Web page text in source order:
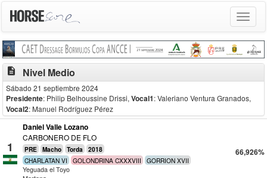
Toggle
description Nivel Medio
Sábado 21 septiembre 2024
Presidente: Philip Belhoussine Drissi, Vocal1: Valeriano Ventura Granados,
Vocal2: Manuel Rodríguez Pérez
1
Daniel Valle Lozano
CARBONERO DE FLO
PRE Macho Torda 2018
CHARLATAN VI GOLONDRINA CXXXVIII
GORRION XVII
Yeguada el Toyo
66,926%